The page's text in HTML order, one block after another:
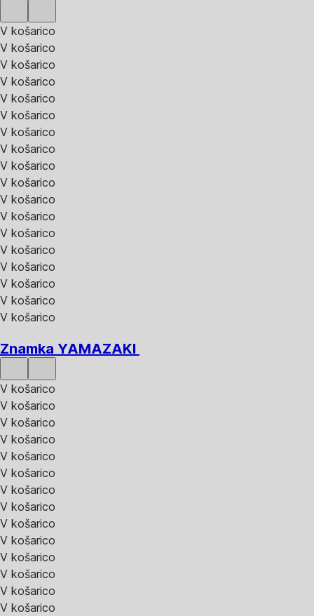
V košarico
V košarico
V košarico
V košarico
V košarico
V košarico
V košarico
V košarico
V košarico
V košarico
V košarico
V košarico
V košarico
V košarico
V košarico
V košarico
V košarico
V košarico
Znamka YAMAZAKI
V košarico
V košarico
V košarico
V košarico
V košarico
V košarico
V košarico
V košarico
V košarico
V košarico
V košarico
V košarico
V košarico
V košarico